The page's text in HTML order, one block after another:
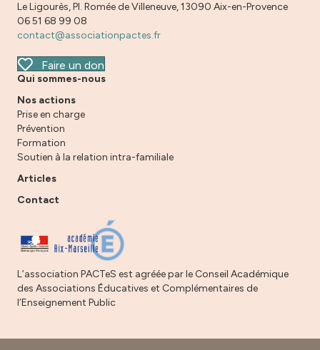
Le Ligourès, Pl. Romée de Villeneuve, 13090 Aix-en-Provence
06 51 68 99 08
contact@associationpactes.fr
Faire un don
Qui sommes-nous
Nos actions
Prise en charge
Prévention
Formation
Soutien à la relation intra-familiale
Articles
Contact
L’association PACTeS est agréée par le Conseil Académique
des Associations Éducatives et Complémentaires de
l’Enseignement Public